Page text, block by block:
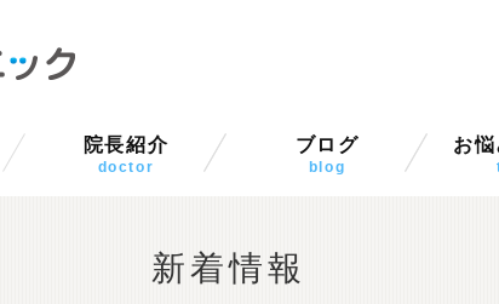
院長紹介
doctor
ブログ
blog
お
おし
男性
女性
小児
新着情報